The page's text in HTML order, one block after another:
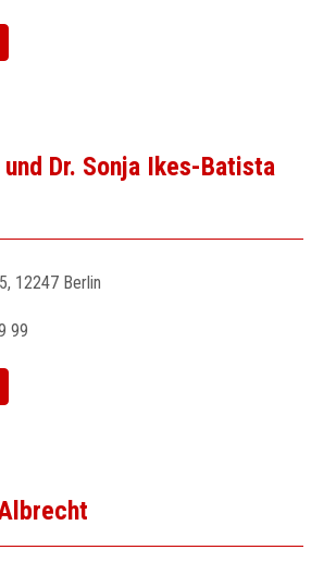
Dr. Sonja Ikes-Batista
12247 Berlin
99